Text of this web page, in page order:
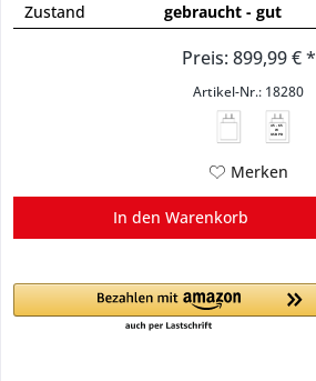
Zustand
gebraucht - gut
Preis: 899,99 € *
Artikel-Nr.: 18280
45 - 65
W
USB PD
Merken
In den Warenkorb